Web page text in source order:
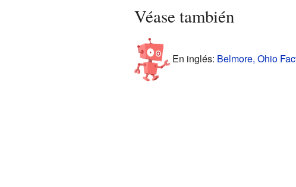
Véase también
En inglés: Belmore, Ohio